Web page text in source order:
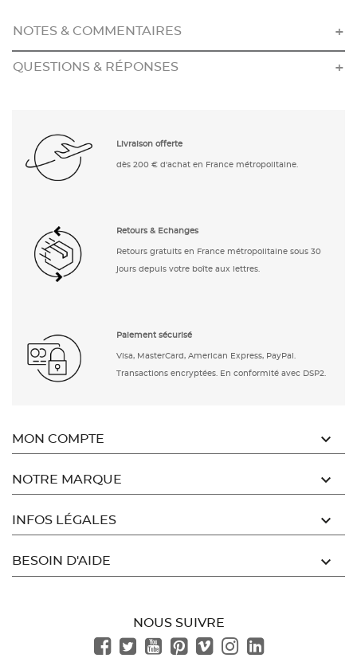
NOTES & COMMENTAIRES
QUESTIONS & RÉPONSES
Livraison offerte
dès 200 € d'achat en France métropolitaine.
Retours & Echanges
Retours gratuits en France métropolitaine sous 30
jours depuis votre boîte aux lettres.
Paiement sécurisé
Visa, MasterCard, American Express, PayPal.
Transactions encryptées. En conformité avec DSP2.
MON COMPTE 
NOTRE MARQUE 
INFOS LÉGALES 
BESOIN D'AIDE 
NOUS SUIVRE